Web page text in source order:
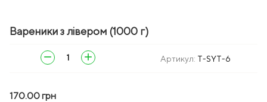
Вареники з лівером (1000 г)
remove add Артикул: T-SYT-6
170.00 грн